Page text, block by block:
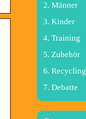
Männer
Kinder
Training
Zubehör
Recycling
Debatte